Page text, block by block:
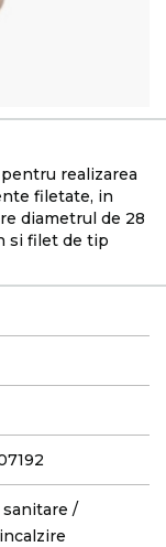
realizarea
filetate, in
diametrul de 28
si filet de tip
/